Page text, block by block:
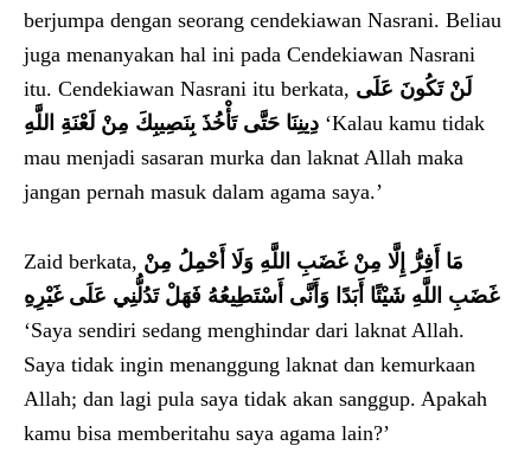
berjumpa dengan seorang cendekiawan Nasrani. Beliau
juga menanyakan hal ini pada Cendekiawan Nasrani
itu. Cendekiawan Nasrani itu berkata, لَنْ تَكُونَ عَلَى
دِينِنَا حَتَّى تَأْخُذَ بِنَصِيبِكَ مِنْ لَعْنَةِ اللَّهِ ‘Kalau kamu tidak
mau menjadi sasaran murka dan laknat Allah maka
jangan pernah masuk dalam agama saya.’
Zaid berkata, مَا أَفِرُّ إِلَّا مِنْ غَضَبِ اللَّهِ وَلَا أَحْمِلُ مِنْ
غَضَبِ اللَّهِ شَيْئًا أَبَدًا وَأَنَّى أَسْتَطِيعُهُ فَهَلْ تَدُلُّنِي عَلَى غَيْرِهِ
‘Saya sendiri sedang menghindar dari laknat Allah.
Saya tidak ingin menanggung laknat dan kemurkaan
Allah; dan lagi pula saya tidak akan sanggup. Apakah
kamu bisa memberitahu saya agama lain?’